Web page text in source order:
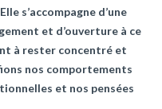
s’accompagne d’une
et d’ouverture à ce
à rester concentré et
nos comportements
et nos pensées